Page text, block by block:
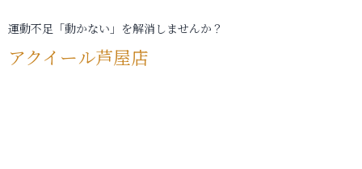
運動不足「動かない」を解消しませんか？
アクイール芦屋店